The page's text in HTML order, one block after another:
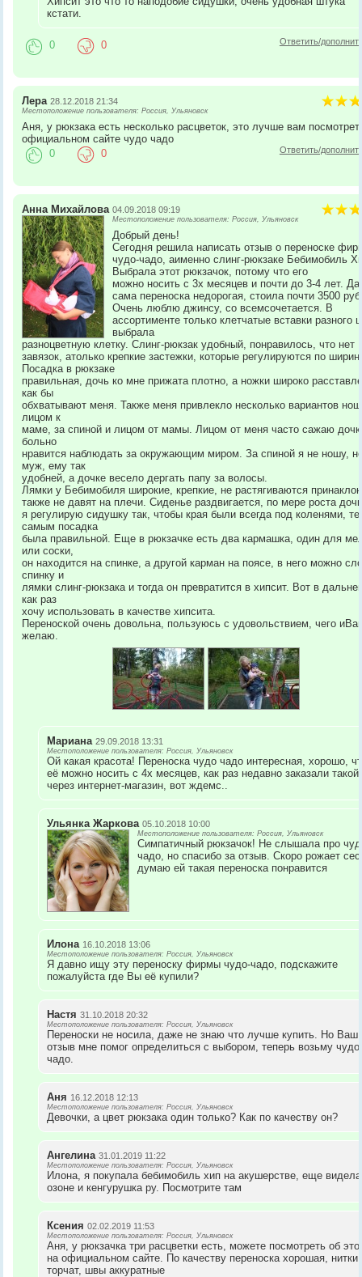
кстати.
Ответить/
0 0
Лера 28.12.2018 21:34
Местоположение пользователя: Россия, Ульяновск
Аня, у рюкзака есть несколько расцветок, это лучше вам
официальном сайте чудо чадо
Ответить/
0 0
Анна Михайлова 04.09.2018 09:19
Местоположение пользователя: Россия, Ульяновск
Добрый день!
Сегодня решила написать отзыв о переноске
чудо-чадо, аименно слинг-рюкзаке Бебимобиль
Выбрала этот рюкзачок, потому что его
можно носить с 3х месяцев и почти до 3-4 лет. Да
сама переноска недорогая, стоила почти 3500
Очень люблю джинсу, со всемсочетается. В
ассортименте только клетчатые вставки разного
выбрала
разноцветную клетку. Слинг-рюкзак удобный, понравилось, что нет
завязок, атолько крепкие застежки, которые регулируются по
Посадка в рюкзаке
правильная, дочь ко мне прижата плотно, а ножки широко
как бы
обхватывают меня. Также меня привлекло несколько вариантов
лицом к
маме, за спиной и лицом от мамы. Лицом от меня часто сажаю
больно
нравится наблюдать за окружающим миром. За спиной я не ношу,
муж, ему так
удобней, а дочке весело дергать папу за волосы.
Лямки у Бебимобиля широкие, крепкие, не растягиваются
также не давят на плечи. Сиденье раздвигается, по мере роста
я регулирую сидушку так, чтобы края были всегда под коленями,
самым посадка
была правильной. Еще в рюкзачке есть два кармашка, один для
или соски,
он находится на спинке, а другой карман на поясе, в него можно
спинку и
лямки слинг-рюкзака и тогда он превратится в хипсит. Вот в
как раз
хочу использовать в качестве хипсита.
Переноской очень довольна, пользуюсь с удовольствием, чего
желаю.
Мариана 29.09.2018 13:31
Местоположение пользователя: Россия, Ульяновск
Ой какая красота! Переноска чудо чадо интересная, хорошо,
её можно носить с 4х месяцев, как раз недавно заказали такой
через интернет-магазин, вот ждемс..
Ульянка Жаркова 05.10.2018 10:00
Местоположение пользователя: Россия, Ульяновск
Симпатичный рюкзачок! Не слышала про
чадо, но спасибо за отзыв. Скоро рожает
думаю ей такая переноска понравится
Илона 16.10.2018 13:06
Местоположение пользователя: Россия, Ульяновск
Я давно ищу эту переноску фирмы чудо-чадо, подскажите
пожалуйста где Вы её купили?
Настя 31.10.2018 20:32
Местоположение пользователя: Россия, Ульяновск
Переноски не носила, даже не знаю что лучше купить. Но Ваш
отзыв мне помог определиться с выбором, теперь возьму чудо
чадо.
Аня 16.12.2018 12:13
Местоположение пользователя: Россия, Ульяновск
Девочки, а цвет рюкзака один только? Как по качеству он?
Ангелина 31.01.2019 11:22
Местоположение пользователя: Россия, Ульяновск
Илона, я покупала бебимобиль хип на акушерстве, еще
озоне и кенгурушка ру. Посмотрите там
Ксения 02.02.2019 11:53
Местоположение пользователя: Россия, Ульяновск
Аня, у рюкзачка три расцветки есть, можете посмотреть об
на официальном сайте. По качеству переноска хорошая, нитки
торчат, швы аккуратные